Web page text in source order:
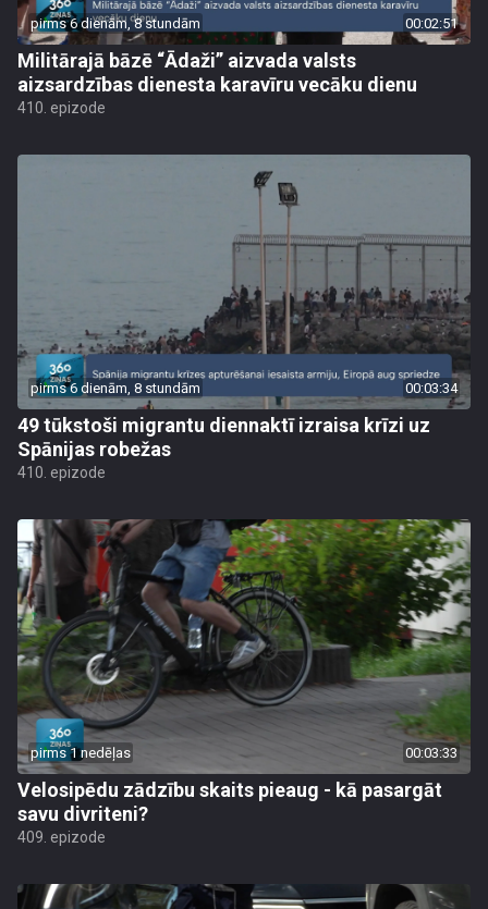
pirms 6 dienām, 8 stundām 00:02:51
Militārajā bāzē “Ādaži” aizvada valsts
aizsardzības dienesta karavīru vecāku dienu
410. epizode
pirms 6 dienām, 8 stundām 00:03:34
49 tūkstoši migrantu diennaktī izraisa krīzi uz
Spānijas robežas
410. epizode
pirms 1 nedēļas 00:03:33
Velosipēdu zādzību skaits pieaug - kā pasargāt
savu divriteni?
409. epizode